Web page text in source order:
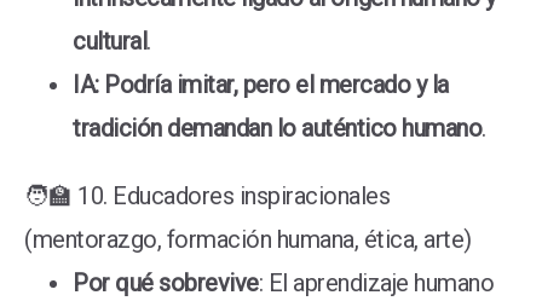
cultural.
IA: Podría imitar, pero el mercado y la
tradición demandan lo auténtico humano.
🧑‍🏫 10. Educadores inspiracionales
(mentorazgo, formación humana, ética, arte)
Por qué sobrevive: El aprendizaje humano